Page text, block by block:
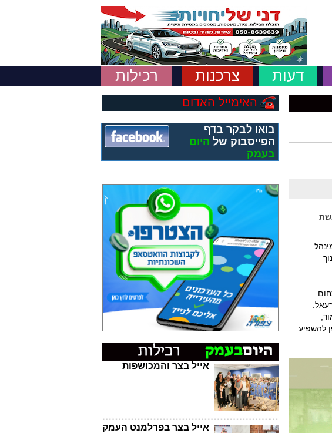
דעות צרכנות רכילות
וניסיון של 36 שנים בתחום
להשפיע
האימייל האדום
בואו לבקר בדף
הפייסבוק של היום
בעמק
אייל בצר והמכושפות
אייל בצר בפרלמנט העמק